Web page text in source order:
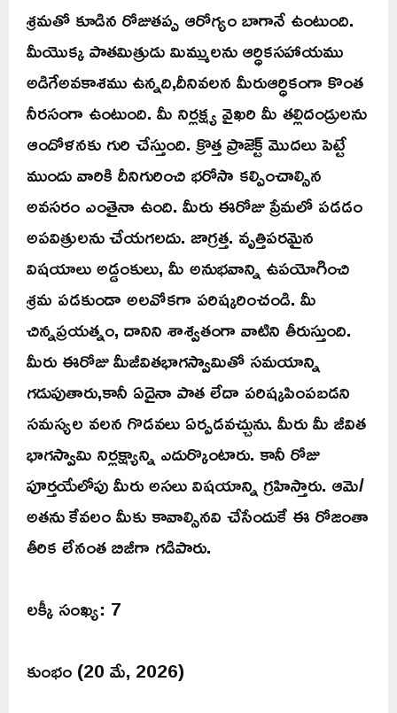
శ్రమతో కూడిన రోజుతప్ప ఆరోగ్యం బాగానే ఉంటుంది.
మీయొక్క పాతమిత్రుడు మిమ్ములను ఆర్ధికసహాయము
అడిగేఅవకాశము ఉన్నది,దీనివలన మీరుఆర్ధికంగా కొంత
నీరసంగా ఉంటుంది. మీ నిర్లక్ష్య వైఖరి మీ తల్లిదండ్రులను
ఆందోళనకు గురి చేస్తుంది. క్రొత్త ప్రాజెక్ట్ మొదలు పెట్టే
ముందు వారికి దీనిగురించి భరోసా కల్పించాల్సిన
అవసరం ఎంతైనా ఉంది. మీరు ఈరోజు ప్రేమలో పడడం
అపవిత్రులను చేయగలదు. జాగ్రత్త. వృత్తిపరమైన
విషయాలు అడ్డంకులు, మీ అనుభవాన్ని ఉపయోగించి
శ్రమ పడకుండా అలవోకగా పరిష్కరించండి. మీ
చిన్నప్రయత్నం, దానిని శాశ్వతంగా వాటిని తీరుస్తుంది.
మీరు ఈరోజు మీజీవితభాగస్వామితో సమయాన్ని
గడుపుతారు,కానీ ఏదైనా పాత లేదా పరిష్కపింపబడని
సమస్యల వలన గొడవలు ఏర్పడవచ్చును. మీరు మీ జీవిత
భాగస్వామి నిర్లక్ష్యాన్ని ఎదుర్కొంటారు. కానీ రోజు
పూర్తయేలోపు మీరు అసలు విషయాన్ని గ్రహిస్తారు. ఆమె/
అతను కేవలం మీకు కావాల్సినవి చేసేందుకే ఈ రోజంతా
తీరిక లేనంత బిజీగా గడిపారు.
లక్కీ సంఖ్య: 7
కుంభం (20 మే, 2026)